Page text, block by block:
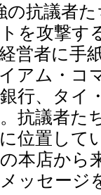
の抗議者
を攻撃す
営者に手
アム・コ
行、タイ
抗議者た
位置して
本店から
ッセージ